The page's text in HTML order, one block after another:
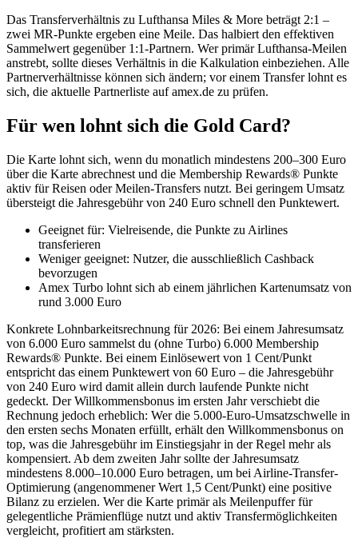
Das Transferverhältnis zu Lufthansa Miles & More beträgt 2:1 –
zwei MR-Punkte ergeben eine Meile. Das halbiert den effektiven
Sammelwert gegenüber 1:1-Partnern. Wer primär Lufthansa-Meilen
anstrebt, sollte dieses Verhältnis in die Kalkulation einbeziehen. Alle
Partnerverhältnisse können sich ändern; vor einem Transfer lohnt es
sich, die aktuelle Partnerliste auf amex.de zu prüfen.
Für wen lohnt sich die Gold Card?
Die Karte lohnt sich, wenn du monatlich mindestens 200–300 Euro
über die Karte abrechnest und die Membership Rewards® Punkte
aktiv für Reisen oder Meilen-Transfers nutzt. Bei geringem Umsatz
übersteigt die Jahresgebühr von 240 Euro schnell den Punktewert.
Geeignet für: Vielreisende, die Punkte zu Airlines
transferieren
Weniger geeignet: Nutzer, die ausschließlich Cashback
bevorzugen
Amex Turbo lohnt sich ab einem jährlichen Kartenumsatz von
rund 3.000 Euro
Konkrete Lohnbarkeitsrechnung für 2026: Bei einem Jahresumsatz
von 6.000 Euro sammelst du (ohne Turbo) 6.000 Membership
Rewards® Punkte. Bei einem Einlösewert von 1 Cent/Punkt
entspricht das einem Punktewert von 60 Euro – die Jahresgebühr
von 240 Euro wird damit allein durch laufende Punkte nicht
gedeckt. Der Willkommensbonus im ersten Jahr verschiebt die
Rechnung jedoch erheblich: Wer die 5.000-Euro-Umsatzschwelle in
den ersten sechs Monaten erfüllt, erhält den Willkommensbonus on
top, was die Jahresgebühr im Einstiegsjahr in der Regel mehr als
kompensiert. Ab dem zweiten Jahr sollte der Jahresumsatz
mindestens 8.000–10.000 Euro betragen, um bei Airline-Transfer-
Optimierung (angenommener Wert 1,5 Cent/Punkt) eine positive
Bilanz zu erzielen. Wer die Karte primär als Meilenpuffer für
gelegentliche Prämienflüge nutzt und aktiv Transfermöglichkeiten
vergleicht, profitiert am stärksten.